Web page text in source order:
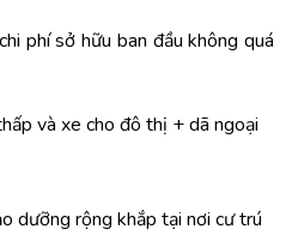
phí sở hữu ban đầu không quá
và xe cho đô thị + dã ngoại
dưỡng rộng khắp tại nơi cư trú